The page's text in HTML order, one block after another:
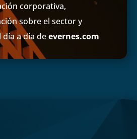
corporativa,
sobre el sector y
día a día deevernes.com